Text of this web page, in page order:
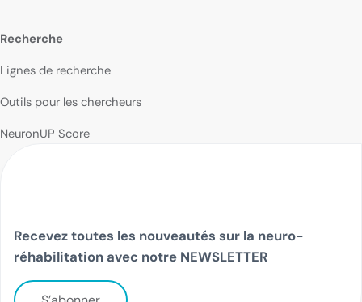
Recherche
Lignes de recherche
Outils pour les chercheurs
NeuronUP Score
Recevez toutes les nouveautés sur la neuro-
réhabilitation avec notre NEWSLETTER